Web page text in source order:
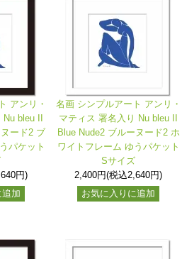
アンリ・
bleu II
ード2 ブ
パケット
円)
加
名画 シンプルアート アンリ・
マティス 署名入り Nu bleu II
Blue Nude2 ブルーヌード2 ホ
ワイトフレーム ゆうパケット
Sサイズ
2,400円(税込2,640円)
お気に入りに追加